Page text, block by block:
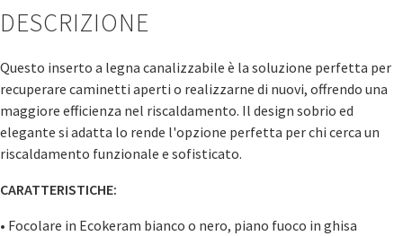
DESCRIZIONE
Questo inserto a legna canalizzabile è la soluzione perfetta per
recuperare caminetti aperti o realizzarne di nuovi, offrendo una
maggiore efficienza nel riscaldamento. Il design sobrio ed
elegante si adatta lo rende l'opzione perfetta per chi cerca un
riscaldamento funzionale e sofisticato.
CARATTERISTICHE:
• Focolare in Ecokeram bianco o nero, piano fuoco in ghisa